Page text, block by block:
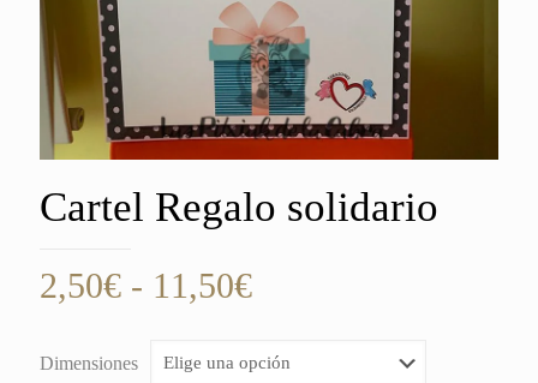
Cartel Regalo solidario
2,50€ - 11,50€Rango
precios:
Dimensiones